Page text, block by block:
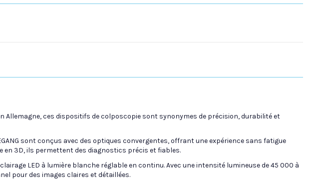
Allemagne, ces dispositifs de colposcopie sont synonymes de précision, durabilité et
sont conçus avec des optiques convergentes, offrant une expérience sans fatigue
en 3D, ils permettent des diagnostics précis et fiables.
LED à lumière blanche réglable en continu. Avec une intensité lumineuse de 45 000 à
pour des images claires et détaillées.